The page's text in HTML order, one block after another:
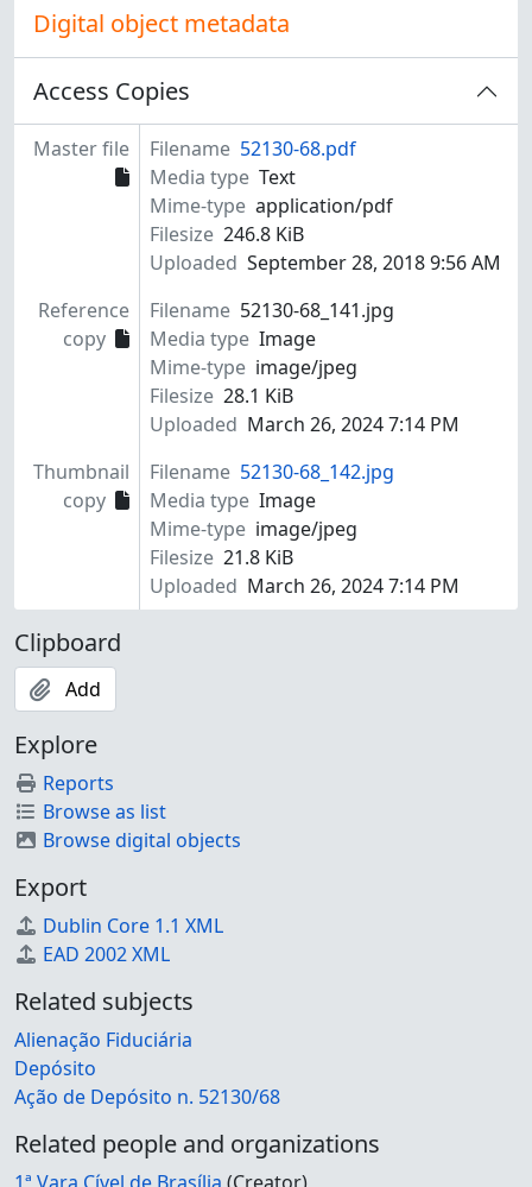
Digital object metadata
Access Copies
Master file Filename 52130-68.pdf
Media type Text
Mime-type application/pdf
Filesize 246.8 KiB
Uploaded September 28, 2018 9:56 AM
Reference
copy
Filename 52130-68_141.jpg
Media type Image
Mime-type image/jpeg
Filesize 28.1 KiB
Uploaded March 26, 2024 7:14 PM
Thumbnail
copy
Filename 52130-68_142.jpg
Media type Image
Mime-type image/jpeg
Filesize 21.8 KiB
Uploaded March 26, 2024 7:14 PM
Clipboard
Add
Explore
Reports
Browse as list
Browse digital objects
Export
Dublin Core 1.1 XML
EAD 2002 XML
Related subjects
Alienação Fiduciária
Depósito
Ação de Depósito n. 52130/68
Related people and organizations